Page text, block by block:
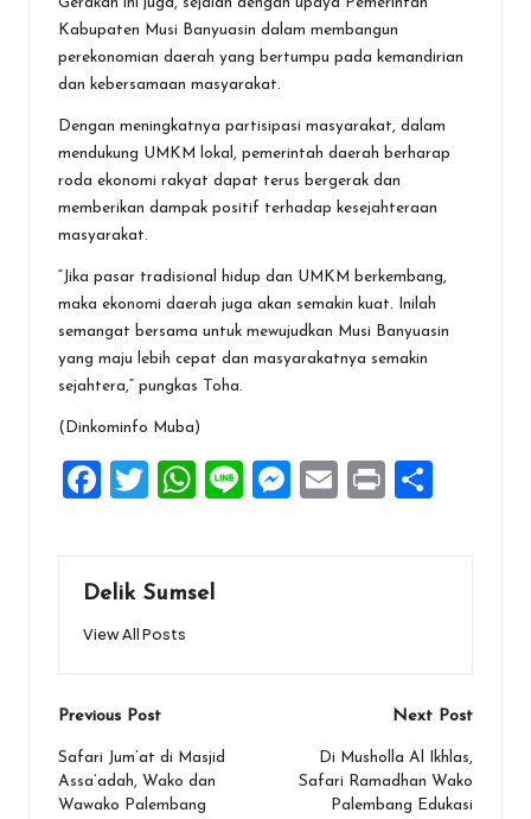
Kabupaten Musi Banyuasin dalam membangun
perekonomian daerah yang bertumpu pada kemandirian
dan kebersamaan masyarakat.
Dengan meningkatnya partisipasi masyarakat, dalam
mendukung UMKM lokal, pemerintah daerah berharap
roda ekonomi rakyat dapat terus bergerak dan
memberikan dampak positif terhadap kesejahteraan
masyarakat.
“Jika pasar tradisional hidup dan UMKM berkembang,
maka ekonomi daerah juga akan semakin kuat. Inilah
semangat bersama untuk mewujudkan Musi Banyuasin
yang maju lebih cepat dan masyarakatnya semakin
sejahtera,” pungkas Toha.
(Dinkominfo Muba)
F
b
o
k
T
er
W
s
Li
M
E
Pr
Delik Sumsel
View All Posts
Post
navigation
Previous Post
Safari Jum’at di Masjid
Assa’adah, Wako dan
Wawako Palembang
Next Post
Di Musholla Al Ikhlas,
Safari Ramadhan Wako
Palembang Edukasi